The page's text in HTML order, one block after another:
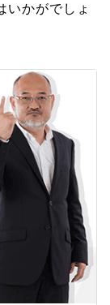
いかがでしょ